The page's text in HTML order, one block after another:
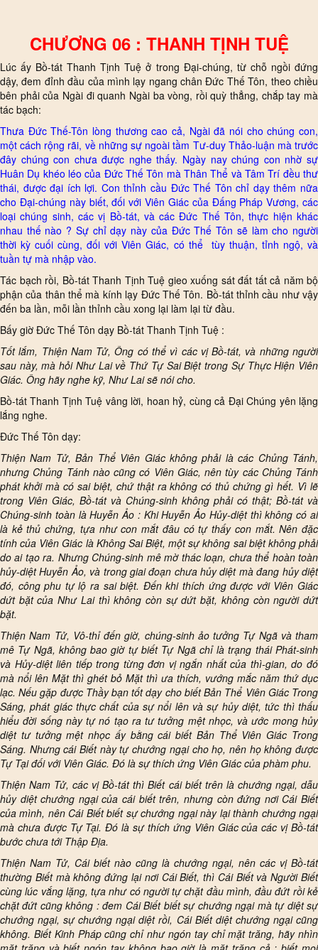
CHƯƠNG 06 : THANH TỊNH TUỆ
Lúc ấy Bồ-tát Thanh Tịnh Tuệ ở trong Đại-chúng, từ chỗ ngồi đứng
dậy, đem đỉnh đầu của mình lạy ngang chân Đức Thế Tôn, theo chiều
bên phải của Ngài đi quanh Ngài ba vòng, rồi quỳ thẳng, chắp tay mà
tác bạch:
Thưa Đức Thế-Tôn lòng thương cao cả, Ngài đã nói cho chúng con,
một cách rộng rãi, về những sự ngoài tầm Tư-duy Thảo-luận mà trước
đây chúng con chưa được nghe thấy. Ngày nay chúng con nhờ sự
Huân Dụ khéo léo của Đức Thế Tôn mà Thân Thể và Tâm Trí đều thư
thái, được đại ích lợi. Con thỉnh cầu Đức Thế Tôn chỉ dạy thêm nữa
cho Đại-chúng này biết, đối với Viên Giác của Đấng Pháp Vương, các
loại chúng sinh, các vị Bồ-tát, và các Đức Thế Tôn, thực hiện khác
nhau thế nào ? Sự chỉ dạy này của Đức Thế Tôn sẽ làm cho người
thời kỳ cuối cùng, đối với Viên Giác, có thể tùy thuận, tỉnh ngộ, và
tuần tự mà nhập vào.
Tác bạch rồi, Bồ-tát Thanh Tịnh Tuệ gieo xuống sát đất tất cả năm bộ
phận của thân thể mà kính lạy Đức Thế Tôn. Bồ-tát thỉnh cầu như vậy
đến ba lần, mỗi lần thỉnh cầu xong lại làm lại từ đầu.
Bấy giờ Đức Thế Tôn dạy Bồ-tát Thanh Tịnh Tuệ :
Tốt lắm, Thiện Nam Tử, Ông có thể vì các vị Bồ-tát, và những người
sau này, mà hỏi Như Lai về Thứ Tự Sai Biệt trong Sự Thực Hiện Viên
Giác. Ông hãy nghe kỹ, Như Lai sẽ nói cho.
Bồ-tát Thanh Tịnh Tuệ vâng lời, hoan hỷ, cùng cả Đại Chúng yên lặng
lắng nghe.
Đức Thế Tôn dạy:
Thiện Nam Tử, Bản Thể Viên Giác không phải là các Chủng Tánh,
nhưng Chủng Tánh nào cũng có Viên Giác, nên tùy các Chủng Tánh
phát khởi mà có sai biệt, chứ thật ra không có thủ chứng gì hết. Vì lẽ
trong Viên Giác, Bồ-tát và Chúng-sinh không phải có thật; Bồ-tát và
Chúng-sinh toàn là Huyễn Ảo : Khi Huyễn Ảo Hủy-diệt thì không có ai
là kẻ thủ chứng, tựa như con mắt đâu có tự thấy con mắt. Nên đặc
tính của Viên Giác là Không Sai Biệt, một sự không sai biệt không phải
do ai tạo ra. Nhưng Chúng-sinh mê mờ thác loạn, chưa thể hoàn toàn
hủy-diệt Huyễn Ảo, và trong giai đoạn chưa hủy diệt mà đang hủy diệt
đó, công phu tự lộ ra sai biệt. Đến khi thích ứng được với Viên Giác
dứt bặt của Như Lai thì không còn sự dứt bặt, không còn người dứt
bặt.
Thiện Nam Tử, Vô-thỉ đến giờ, chúng-sinh ảo tưởng Tự Ngã và tham
mê Tự Ngã, không bao giờ tự biết Tự Ngã chỉ là trạng thái Phát-sinh
và Hủy-diệt liên tiếp trong từng đơn vị ngắn nhất của thì-gian, do đó
mà nổi lên Mặt thì ghét bỏ Mặt thì ưa thích, vướng mắc năm thứ dục
lạc. Nếu gặp được Thầy bạn tốt dạy cho biết Bản Thể Viên Giác Trong
Sáng, phát giác thực chất của sự nổi lên và sự hủy diệt, tức thì thấu
hiểu đời sống này tự nó tạo ra tư tưởng mệt nhọc, và ước mong hủy
diệt tư tưởng mệt nhọc ấy bằng cái biết Bản Thể Viên Giác Trong
Sáng. Nhưng cái Biết này tự chướng ngại cho họ, nên họ không được
Tự Tại đối với Viên Giác. Đó là sự thích ứng Viên Giác của phàm phu.
Thiện Nam Tử, các vị Bồ-tát thì Biết cái biết trên là chướng ngại, dẫu
hủy diệt chướng ngại của cái biết trên, nhưng còn đứng nơi Cái Biết
của mình, nên Cái Biết biết sự chướng ngại này lại thành chướng ngại
mà chưa được Tự Tại. Đó là sự thích ứng Viên Giác của các vị Bồ-tát
bước chưa tới Thập Địa.
Thiện Nam Tử, Cái biết nào cũng là chướng ngại, nên các vị Bồ-tát
thường Biết mà không đứng lại nơi Cái Biết, thì Cái Biết và Người Biết
cùng lúc vắng lặng, tựa như có người tự chặt đầu mình, đầu đứt rồi kẻ
chặt đứt cũng không : đem Cái Biết biết sự chướng ngại mà tự diệt sự
chướng ngại, sự chướng ngại diệt rồi, Cái Biết diệt chướng ngại cũng
không. Biết Kinh Pháp cũng chỉ như ngón tay chỉ mặt trăng, hãy nhìn